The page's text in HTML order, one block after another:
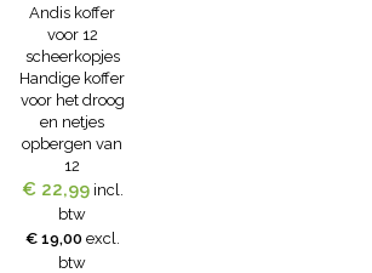
SCHEERKOPJES
Andis koffer
voor 12
scheerkopjes
Handige koffer
voor het droog
en netjes
opbergen van
12
scheerkopjes.
Handig in uw
trimsalon. Alle
scheerkopjes
€ 22,99 incl.
btw
€ 19,00 excl.
btw